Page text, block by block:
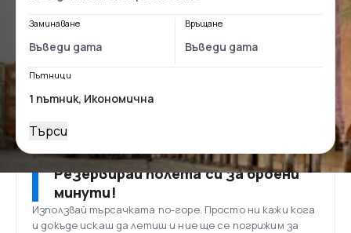
Заминаване Връщане
Пътници
Търси
Резервирай полета си за броени
минути!
Използвай търсачката по-горе. Просто ни кажи кога
и докъде искаш да летиш и ние ще се погрижим за